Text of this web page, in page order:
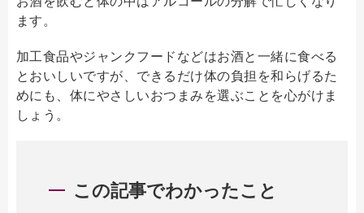
ます。
加工食品やジャンクフードなどはお酒と一緒に食べる
とおいしいですが、できるだけ体の負担を和らげるた
めにも、体にやさしいおつまみを選ぶことを心がけま
しょう。
この記事でわかったこと